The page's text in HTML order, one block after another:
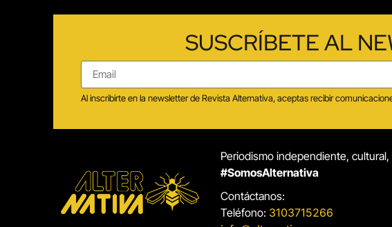
SUSCRÍBETE AL
Al inscribirte en la newsletter de Revista Alternativa, aceptas recibir
Periodismo independiente,
#SomosAlternativa
Contáctanos:
Teléfono: 3103715266